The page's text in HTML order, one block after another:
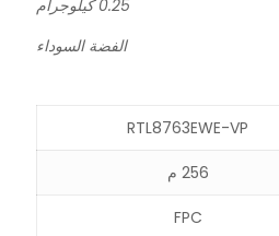
0.25 كيلوجرام
الفضة السوداء
RTL8763EWE-VP
256 م
FPC